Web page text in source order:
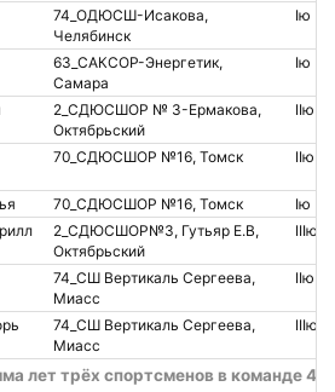
74_ОДЮСШ-Исакова,
Челябинск
Iю
63_САКСОР-Энергетик,
Самара
Iю
2_СДЮСШОР № 3-Ермакова,
Октябрьский
IIю
70_СДЮСШОР №16, Томск IIю
70_СДЮСШОР №16, Томск
Iю
2_СДЮСШОР№3, Гутьяр Е.В,
Октябрьский
IIIю
74_СШ Вертикаль Сергеева,
Миасс
IIю
74_СШ Вертикаль Сергеева,
Миасс
IIIю
лет трёх спортсменов в команде 42